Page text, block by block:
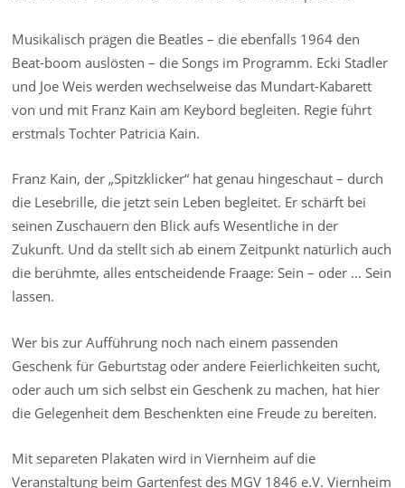
Musikalisch prägen die Beatles – die ebenfalls 1964 den
Beat-boom auslösten – die Songs im Programm. Ecki Stadler
und Joe Weis werden wechselweise das Mundart-Kabarett
von und mit Franz Kain am Keybord begleiten. Regie führt
erstmals Tochter Patricia Kain.
Franz Kain, der „Spitzklicker“ hat genau hingeschaut – durch
die Lesebrille, die jetzt sein Leben begleitet. Er schärft bei
seinen Zuschauern den Blick aufs Wesentliche in der
Zukunft. Und da stellt sich ab einem Zeitpunkt natürlich auch
die berühmte, alles entscheidende Fraage: Sein – oder … Sein
lassen.
Wer bis zur Aufführung noch nach einem passenden
Geschenk für Geburtstag oder andere Feierlichkeiten sucht,
oder auch um sich selbst ein Geschenk zu machen, hat hier
die Gelegenheit dem Beschenkten eine Freude zu bereiten.
Mit separeten Plakaten wird in Viernheim auf die
Veranstaltung beim Gartenfest des MGV 1846 e.V. Viernheim